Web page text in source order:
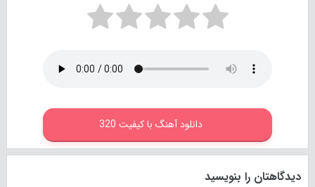
دانلود آهنگ با کیفیت 320
دیدگاهتان را بنویسید